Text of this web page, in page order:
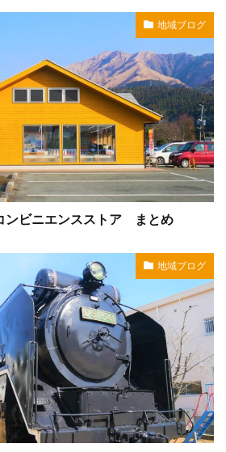
地域ブログ
ンビニエンスストア まとめ
地域ブログ